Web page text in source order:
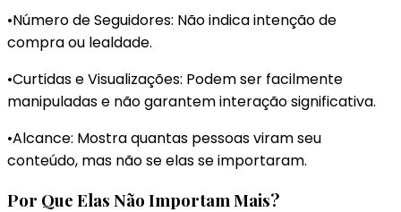
•Número de Seguidores: Não indica intenção de
compra ou lealdade.
•Curtidas e Visualizações: Podem ser facilmente
manipuladas e não garantem interação significativa.
•Alcance: Mostra quantas pessoas viram seu
conteúdo, mas não se elas se importaram.
Por Que Elas Não Importam Mais?